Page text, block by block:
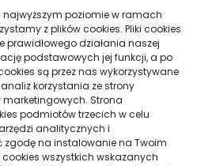
poziomie w ramach
z plików cookies. Pliki cookies
działania naszej
podstawowych jej funkcji, a po
są przez nas wykorzystywane
korzystania ze strony
marketingowych. Strona
podmiotów trzecich w celu
analitycznych i
zgodę na instalowanie na Twoim
wszystkich wskazanych
– wszystko, co